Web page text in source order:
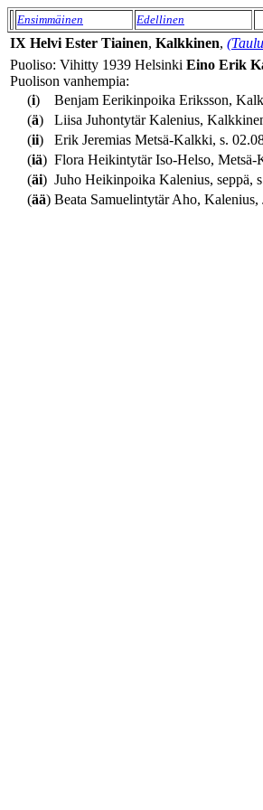
Ensimmäinen Edellinen
IX Helvi Ester Tiainen, Kalkkinen,
Puoliso: Vihitty 1939 Helsinki Eino Erik
Puolison vanhempia:
(i)
Benjam Eerikinpoika Eriksson,
(ä)
Liisa Juhontytär Kalenius,
(ii)
Erik Jeremias Metsä-Kalkki, s.
(iä) Flora Heikintytär Iso-Helso,
(äi) Juho Heikinpoika Kalenius, seppä,
(ää) Beata Samuelintytär Aho,